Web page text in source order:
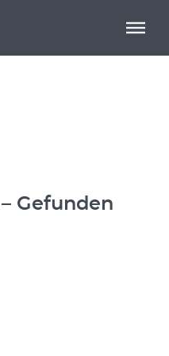
Gefunden